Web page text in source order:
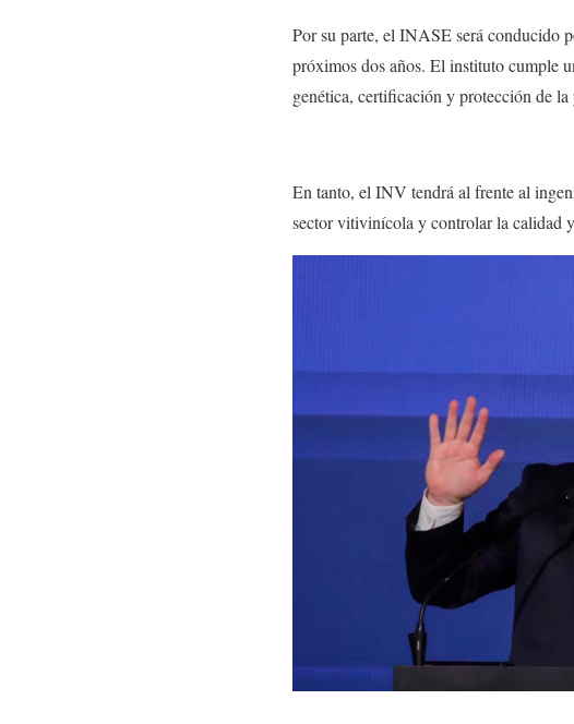
Por su parte, el INASE será conducido
próximos dos años. El instituto cumple
genética, certificación y protección de
En tanto, el INV tendrá al frente al
sector vitivinícola y controlar la calidad